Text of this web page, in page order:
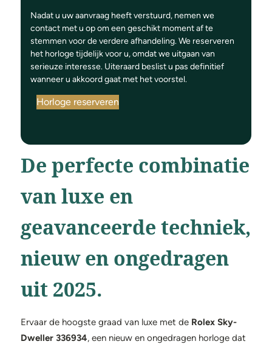
Nadat u uw aanvraag heeft verstuurd, nemen we
contact met u op om een geschikt moment af te
stemmen voor de verdere afhandeling. We reserveren
het horloge tijdelijk voor u, omdat we uitgaan van
serieuze interesse. Uiteraard beslist u pas definitief
wanneer u akkoord gaat met het voorstel.
Horloge reserveren
De perfecte combinatie
van luxe en
geavanceerde techniek,
nieuw en ongedragen
uit 2025.
Ervaar de hoogste graad van luxe met de Rolex Sky-
Dweller 336934, een nieuw en ongedragen horloge dat